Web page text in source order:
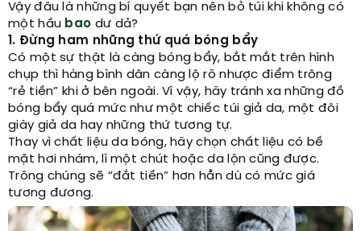
Vậy đâu là những bí quyết bạn nên bỏ túi khi không có
một hầu bao dư dả?
1. Đừng ham những thứ quá bóng bẩy
Có một sự thật là càng bóng bẩy, bắt mắt trên hình
chụp thì hàng bình dân càng lộ rõ nhược điểm trông
“rẻ tiền” khi ở bên ngoài. Vì vậy, hãy tránh xa những đồ
bóng bẩy quá mức như một chiếc túi giả da, một đôi
giày giả da hay những thứ tương tự.
Thay vì chất liệu da bóng, hãy chọn chất liệu có bề
mặt hơi nhám, lì một chút hoặc da lộn cũng được.
Trông chúng sẽ “đắt tiền” hơn hẳn dù có mức giá
tương đương.